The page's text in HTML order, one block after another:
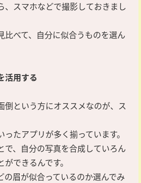
、スマホなどで撮影しておきまし
比べて、自分に似合うものを選ん
活用する
倒という方にオススメなのが、ス
たアプリが多く揃っています。
で、自分の写真を合成していろん
できるんです。
の眉が似合っているのか選んでみ